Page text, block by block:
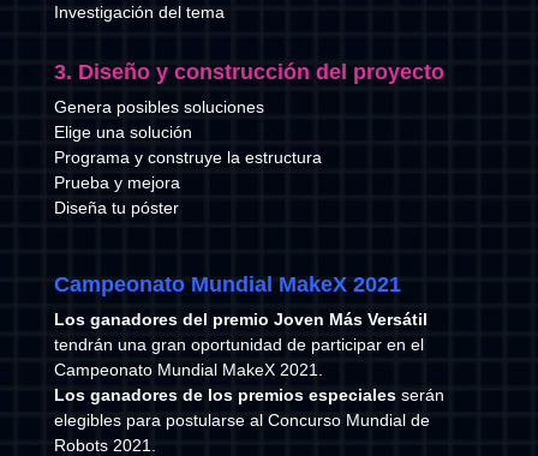
Investigación del tema
3. Diseño y construcción del proyecto
Genera posibles soluciones
Elige una solución
Programa y construye la estructura
Prueba y mejora
Diseña tu póster
Campeonato Mundial MakeX 2021
Los ganadores del premio Joven Más Versátil
tendrán una gran oportunidad de participar en el
Campeonato Mundial MakeX 2021.
Los ganadores de los premios especiales serán
elegibles para postularse al Concurso Mundial de
Robots 2021.